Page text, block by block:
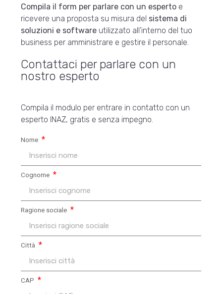
Compila il form per parlare con un esperto e
ricevere una proposta su misura del sistema di
soluzioni e software utilizzato all’interno del tuo
business per amministrare e gestire il personale.
Contattaci per parlare con un
nostro esperto
Compila il modulo per entrare in contatto con un
esperto INAZ, gratis e senza impegno.
Nome
Cognome
Ragione sociale
Città
CAP